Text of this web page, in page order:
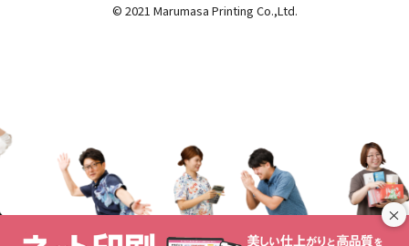
×
© 2021 Marumasa Printing Co.,Ltd.